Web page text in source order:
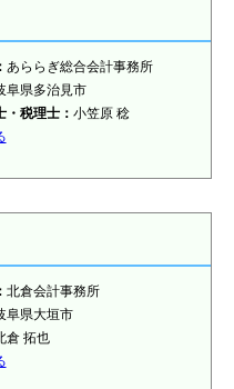
あららぎ総合会計事務所
阜県多治見市
・税理士： 小笠原 稔
北倉会計事務所
阜県大垣市
倉 拓也